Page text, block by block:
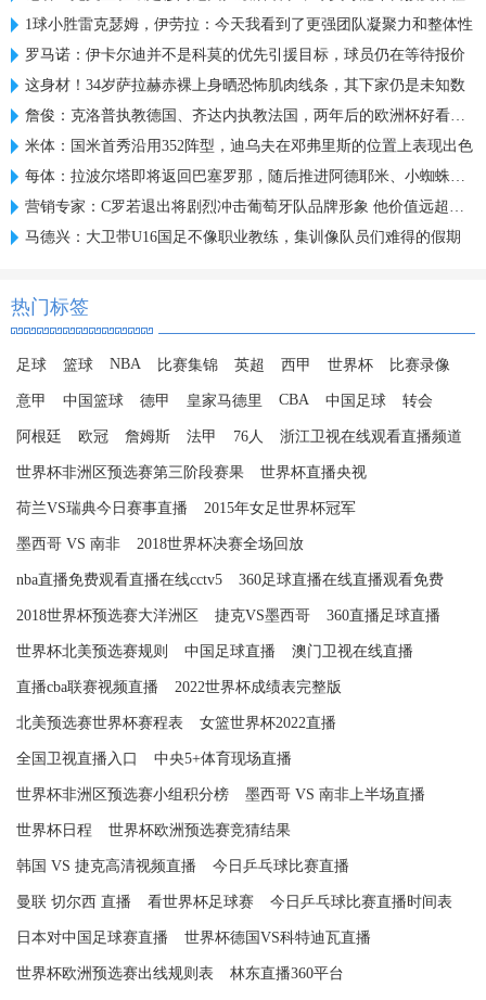
1球小胜雷克瑟姆，伊劳拉：今天我看到了更强团队凝聚力和整体性
罗马诺：伊卡尔迪并不是科莫的优先引援目标，球员仍在等待报价
这身材！34岁萨拉赫赤裸上身晒恐怖肌肉线条，其下家仍是未知数
詹俊：克洛普执教德国、齐达内执教法国，两年后的欧洲杯好看了！
米体：国米首秀沿用352阵型，迪乌夫在邓弗里斯的位置上表现出色
每体：拉波尔塔即将返回巴塞罗那，随后推进阿德耶米、小蜘蛛转会
营销专家：C罗若退出将剧烈冲击葡萄牙队品牌形象 他价值远超全队
马德兴：大卫带U16国足不像职业教练，集训像队员们难得的假期
热门标签
足球 篮球 NBA 比赛集锦 英超 西甲 世界杯 比赛录像
意甲 中国篮球 德甲 皇家马德里 CBA 中国足球 转会
阿根廷 欧冠 詹姆斯 法甲 76人 浙江卫视在线观看直播频道
世界杯非洲区预选赛第三阶段赛果 世界杯直播央视
荷兰VS瑞典今日赛事直播 2015年女足世界杯冠军
墨西哥 VS 南非 2018世界杯决赛全场回放
nba直播免费观看直播在线cctv5 360足球直播在线直播观看免费
2018世界杯预选赛大洋洲区 捷克VS墨西哥 360直播足球直播
世界杯北美预选赛规则 中国足球直播 澳门卫视在线直播
直播cba联赛视频直播 2022世界杯成绩表完整版
北美预选赛世界杯赛程表 女篮世界杯2022直播
全国卫视直播入口 中央5+体育现场直播
世界杯非洲区预选赛小组积分榜 墨西哥 VS 南非上半场直播
世界杯日程 世界杯欧洲预选赛竞猜结果
韩国 VS 捷克高清视频直播 今日乒乓球比赛直播
曼联 切尔西 直播 看世界杯足球赛 今日乒乓球比赛直播时间表
日本对中国足球赛直播 世界杯德国VS科特迪瓦直播
世界杯欧洲预选赛出线规则表 林东直播360平台